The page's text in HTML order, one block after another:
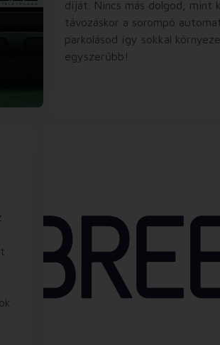
díját. Nincs más dolgod, mint
távozáskor a sorompó
parkolásod így sokkal
egyszerűbb!